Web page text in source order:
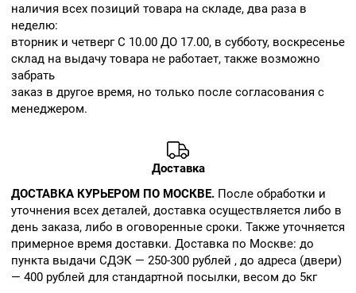
наличия всех позиций товара на складе, два раза в
неделю:
вторник и четверг С 10.00 ДО 17.00, в субботу, воскресенье
склад на выдачу товара не работает, также возможно
забрать
заказ в другое время, но только после согласования с
менеджером.
Доставка
ДОСТАВКА КУРЬЕРОМ ПО МОСКВЕ. После обработки и
уточнения всех деталей, доставка осуществляется либо в
день заказа, либо в оговоренные сроки. Также уточняется
примерное время доставки. Доставка по Москве: до
пункта выдачи СДЭК — 250-300 рублей , до адреса (двери)
— 400 рублей для стандартной посылки, весом до 5кг